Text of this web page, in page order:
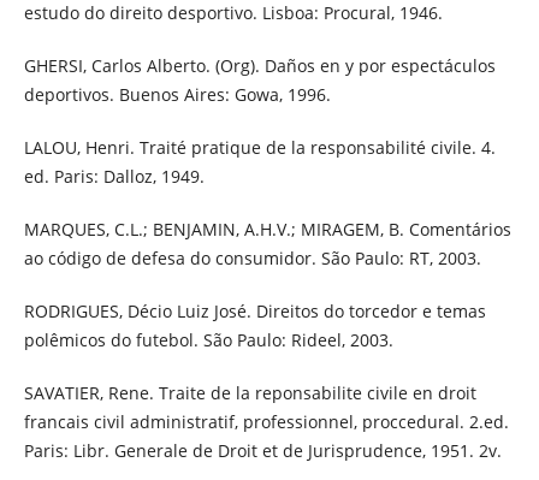
estudo do direito desportivo. Lisboa: Procural, 1946.
GHERSI, Carlos Alberto. (Org). Daños en y por espectáculos
deportivos. Buenos Aires: Gowa, 1996.
LALOU, Henri. Traité pratique de la responsabilité civile. 4.
ed. Paris: Dalloz, 1949.
MARQUES, C.L.; BENJAMIN, A.H.V.; MIRAGEM, B. Comentários
ao código de defesa do consumidor. São Paulo: RT, 2003.
RODRIGUES, Décio Luiz José. Direitos do torcedor e temas
polêmicos do futebol. São Paulo: Rideel, 2003.
SAVATIER, Rene. Traite de la reponsabilite civile en droit
francais civil administratif, professionnel, proccedural. 2.ed.
Paris: Libr. Generale de Droit et de Jurisprudence, 1951. 2v.